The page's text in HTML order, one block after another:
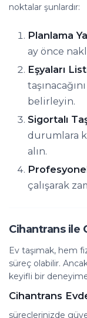
noktalar şunlardır:
Planlama
ay önce
Eşyaları
belirleyin.
Sigortalı
durumlara
alın.
Profesyonel
çalışarak
Cihantrans ile
Ev taşımak, hem
süreç olabilir.
keyifli bir
Cihantrans
süreçlerinizde